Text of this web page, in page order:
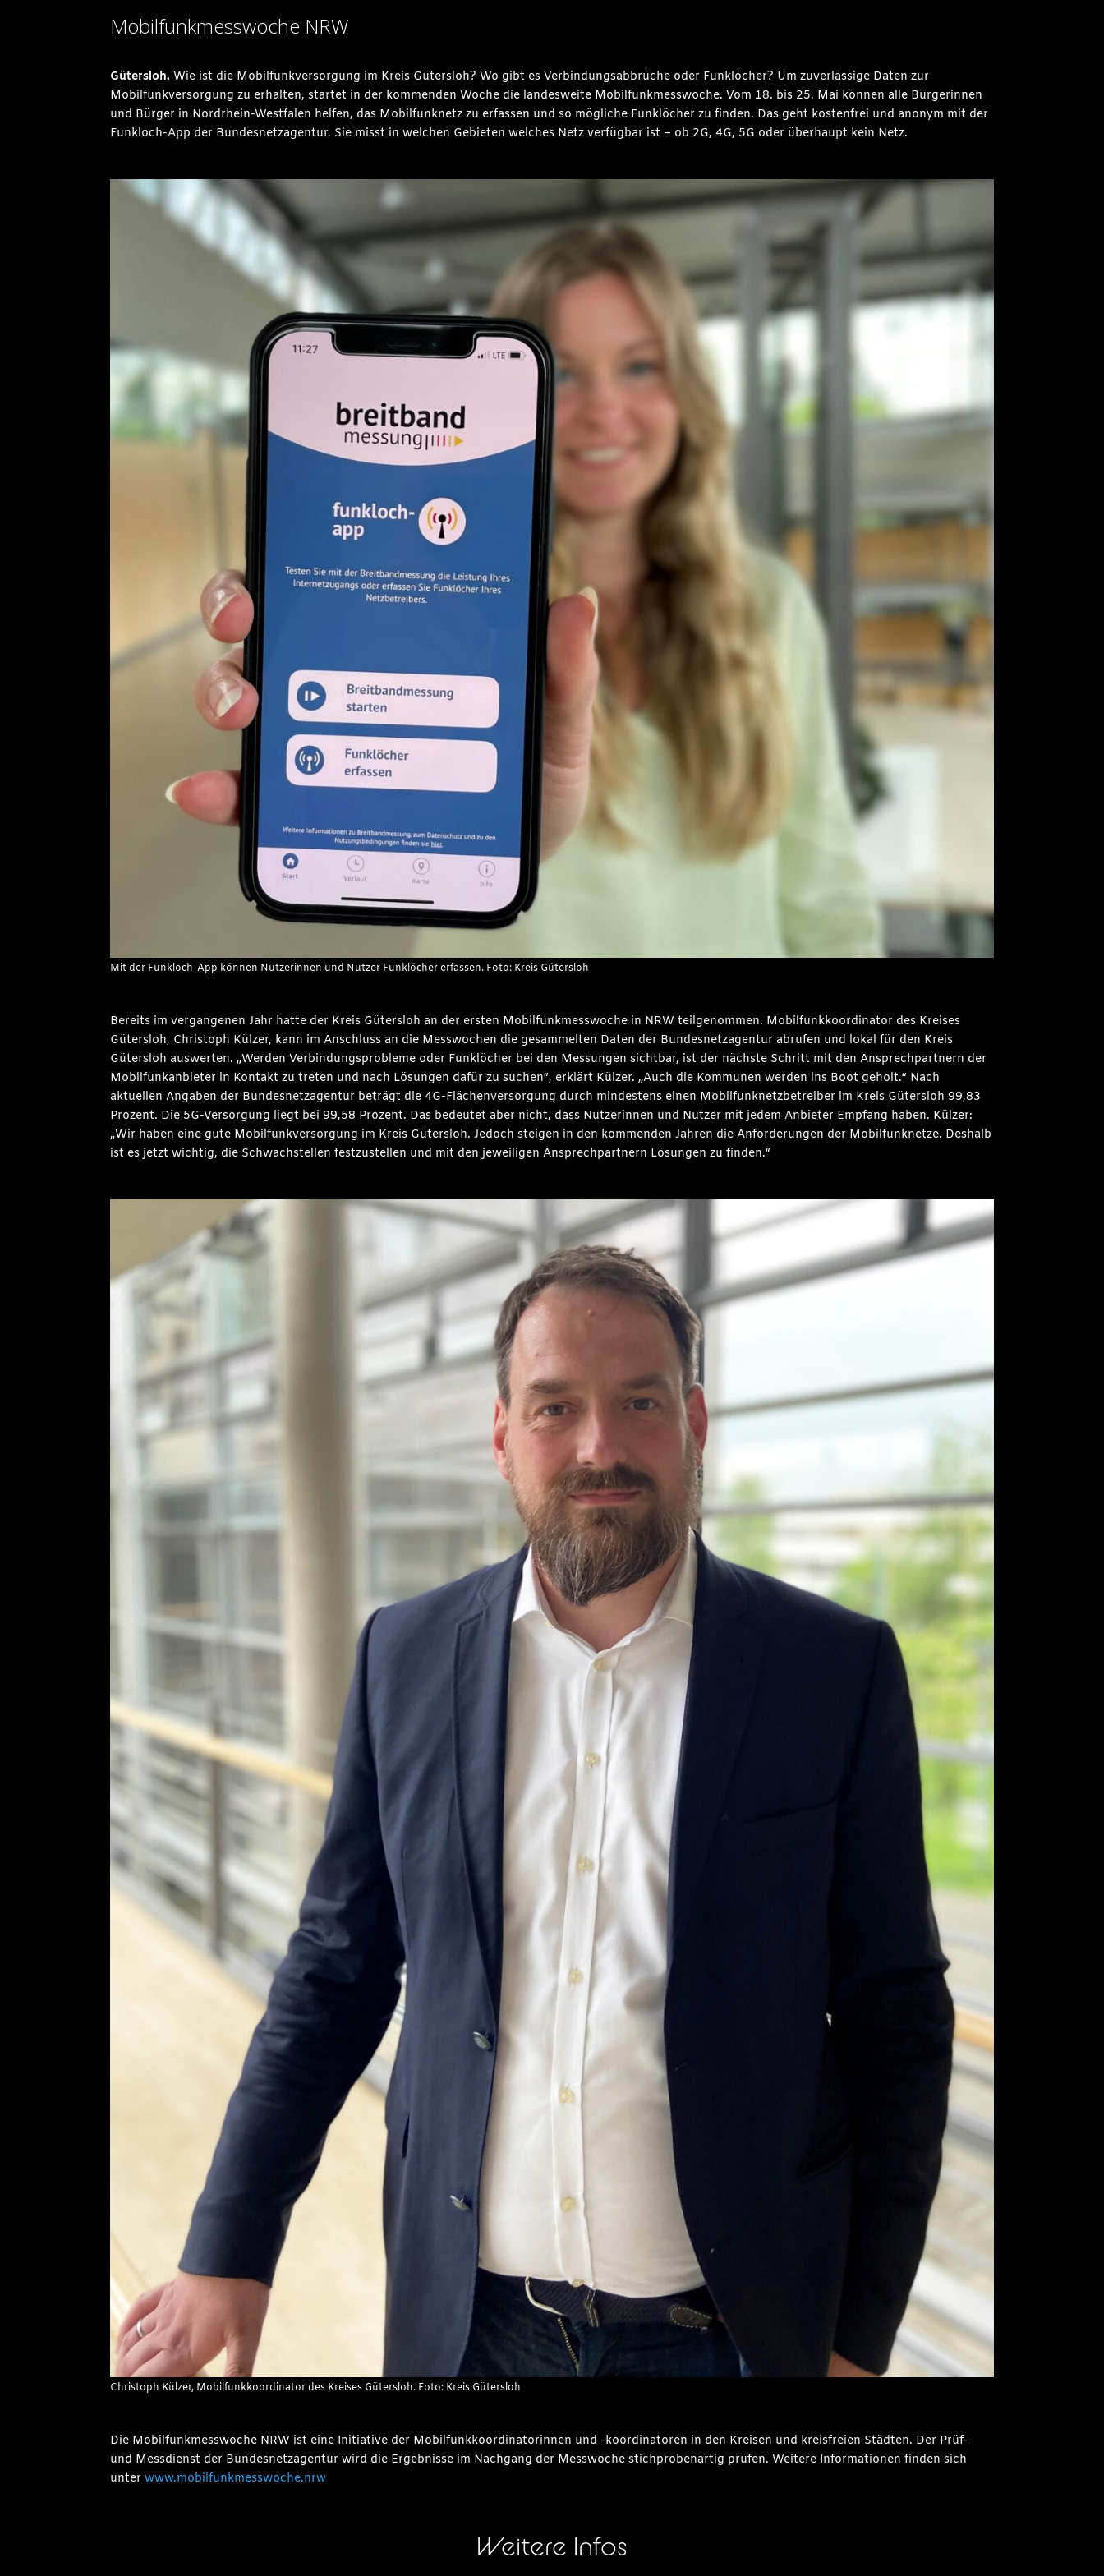
Mobilfunkmesswoche NRW
Gütersloh.Wie ist die Mobilfunkversorgung im Kreis Gütersloh? Wo gibt es Verbindungsabbrüche oder Funklöcher? Um zuverlässige Daten zur
Mobilfunkversorgung zu erhalten, startet in der kommenden Woche die landesweite Mobilfunkmesswoche. Vom 18. bis 25. Mai können alle Bürgerinnen
und Bürger in Nordrhein-Westfalen helfen, das Mobilfunknetz zu erfassen und so mögliche Funklöcher zu finden. Das geht kostenfrei und anonym mit der
Funkloch-App der Bundesnetzagentur. Sie misst in welchen Gebieten welches Netz verfügbar ist – ob 2G, 4G, 5G oder überhaupt kein Netz.
Mit der Funkloch-App können Nutzerinnen und Nutzer Funklöcher erfassen. Foto: Kreis Gütersloh
Bereits im vergangenen Jahr hatte der Kreis Gütersloh an der ersten Mobilfunkmesswoche in NRW teilgenommen. Mobilfunkkoordinator des Kreises
Gütersloh, Christoph Külzer, kann im Anschluss an die Messwochen die gesammelten Daten der Bundesnetzagentur abrufen und lokal für den Kreis
Gütersloh auswerten. „Werden Verbindungsprobleme oder Funklöcher bei den Messungen sichtbar, ist der nächste Schritt mit den Ansprechpartnern der
Mobilfunkanbieter in Kontakt zu treten und nach Lösungen dafür zu suchen“, erklärt Külzer. „Auch die Kommunen werden ins Boot geholt.“ Nach
aktuellen Angaben der Bundesnetzagentur beträgt die 4G-Flächenversorgung durch mindestens einen Mobilfunknetzbetreiber im Kreis Gütersloh 99,83
Prozent. Die 5G-Versorgung liegt bei 99,58 Prozent. Das bedeutet aber nicht, dass Nutzerinnen und Nutzer mit jedem Anbieter Empfang haben. Külzer:
„Wir haben eine gute Mobilfunkversorgung im Kreis Gütersloh. Jedoch steigen in den kommenden Jahren die Anforderungen der Mobilfunknetze. Deshalb
ist es jetzt wichtig, die Schwachstellen festzustellen und mit den jeweiligen Ansprechpartnern Lösungen zu finden.“
Christoph Külzer, Mobilfunkkoordinator des Kreises Gütersloh. Foto: Kreis Gütersloh
Die Mobilfunkmesswoche NRW ist eine Initiative der Mobilfunkkoordinatorinnen und -koordinatoren in den Kreisen und kreisfreien Städten. Der Prüf-
und Messdienst der Bundesnetzagentur wird die Ergebnisse im Nachgang der Messwoche stichprobenartig prüfen. Weitere Informationen finden sich
unterwww.mobilfunkmesswoche.nrw
Weitere Infos